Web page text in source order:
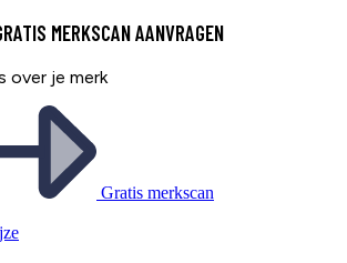
MERKSCAN AANVRAGEN
over je merk
Gratis merkscan